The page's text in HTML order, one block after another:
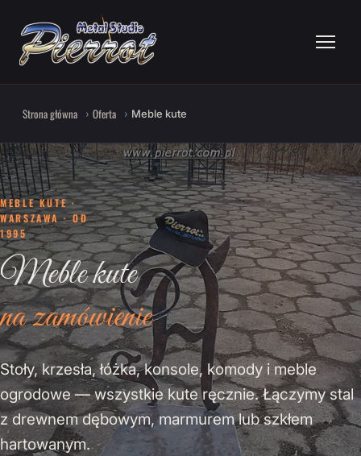
Strona główna Oferta Meble kute
MEBLE KUTE ·
WARSZAWA · OD
1995
Meble kute
na zamówienie
Stoły, krzesła, łóżka, konsole, komody i meble
ogrodowe — wszystkie kute ręcznie. Łączymy stal
z drewnem dębowym, marmurem lub szkłem
hartowanym.